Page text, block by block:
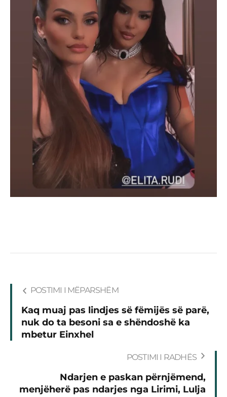
POSTIMI I MËPARSHËM
Kaq muaj pas lindjes së fëmijës së parë,
nuk do ta besoni sa e shëndoshë ka
mbetur Einxhel
POSTIMI I RADHËS
Ndarjen e paskan përnjëmend,
menjëherë pas ndarjes nga Lirimi, Lulja